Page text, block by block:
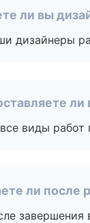
ли вы
дизайнеры
ли
виды работ
ли после
завершения